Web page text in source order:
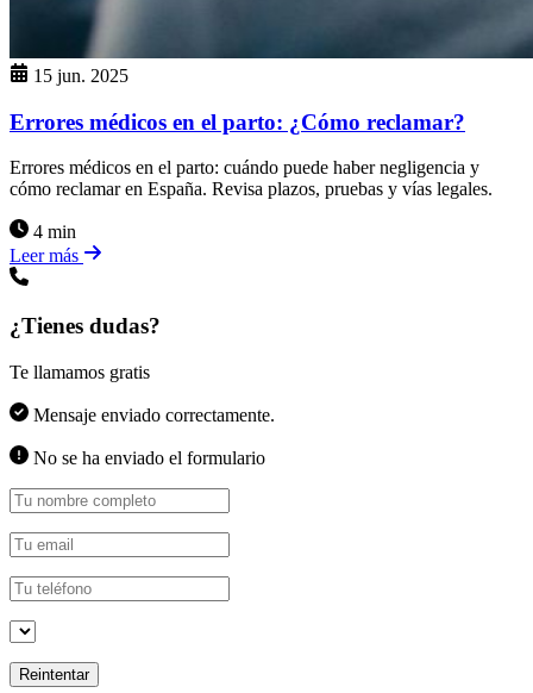
15 jun. 2025
Errores médicos en el parto: ¿Cómo reclamar?
Errores médicos en el parto: cuándo puede haber negligencia y
cómo reclamar en España. Revisa plazos, pruebas y vías legales.
4 min
Leer más
¿Tienes dudas?
Te llamamos gratis
Mensaje enviado correctamente.
No se ha enviado el formulario
Reintentar